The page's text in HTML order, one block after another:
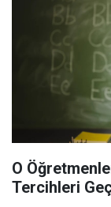
O
Tercihleri